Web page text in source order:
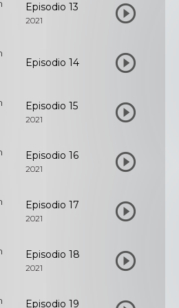
Episodio 13
2021
Episodio 14
Episodio 15
2021
Episodio 16
2021
Episodio 17
2021
Episodio 18
2021
Episodio 19